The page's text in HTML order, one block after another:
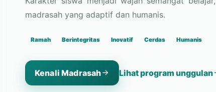
Ramah Berintegritas Inovatif Cerdas Humanis
Kenali Madrasah Lihat program unggulan